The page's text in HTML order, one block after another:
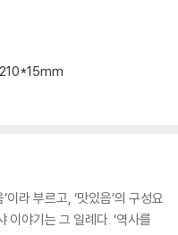
버지 213·조지 하웰의 ‘오염
점령한 이단아 ‘스타벅스’ 21
어낸 공정무역 223·커피를 습
는 동아시아 235·서드 웨이
239·일본 커피의 재평가 241
라 부르고, ‘맛있음’의 구성요
이야기는 그 일례다. ‘역사를